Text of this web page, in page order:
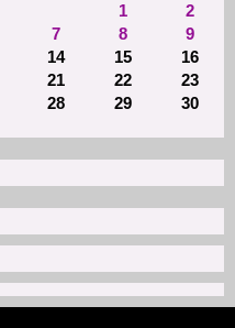
1
2
7 8
9
14 15
16
21 22
23
28 29
30